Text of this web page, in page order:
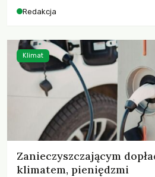
odnotowano największe tąpnięcie
kryzysami i ubóstwem?
Redakcja
Zanieczyszczającym
klimatem, pieniędzmi
Klimat